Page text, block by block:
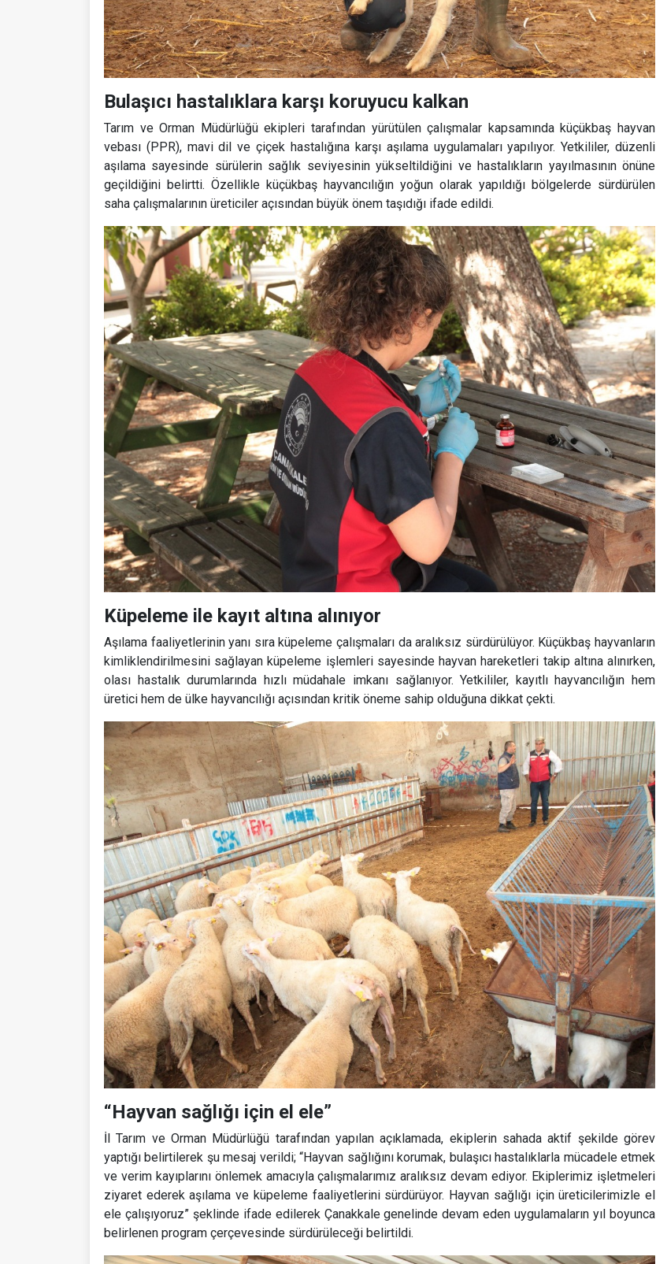
Bulaşıcı hastalıklara karşı koruyucu kalkan
Tarım ve Orman Müdürlüğü ekipleri tarafından yürütülen çalışmalar kapsamında küçükbaş hayvan
vebası (PPR), mavi dil ve çiçek hastalığına karşı aşılama uygulamaları yapılıyor. Yetkililer, düzenli
aşılama sayesinde sürülerin sağlık seviyesinin yükseltildiğini ve hastalıkların yayılmasının önüne
geçildiğini belirtti. Özellikle küçükbaş hayvancılığın yoğun olarak yapıldığı bölgelerde sürdürülen
saha çalışmalarının üreticiler açısından büyük önem taşıdığı ifade edildi.
Küpeleme ile kayıt altına alınıyor
Aşılama faaliyetlerinin yanı sıra küpeleme çalışmaları da aralıksız sürdürülüyor. Küçükbaş hayvanların
kimliklendirilmesini sağlayan küpeleme işlemleri sayesinde hayvan hareketleri takip altına alınırken,
olası hastalık durumlarında hızlı müdahale imkanı sağlanıyor. Yetkililer, kayıtlı hayvancılığın hem
üretici hem de ülke hayvancılığı açısından kritik öneme sahip olduğuna dikkat çekti.
“Hayvan sağlığı için el ele”
İl Tarım ve Orman Müdürlüğü tarafından yapılan açıklamada, ekiplerin sahada aktif şekilde görev
yaptığı belirtilerek şu mesaj verildi; “Hayvan sağlığını korumak, bulaşıcı hastalıklarla mücadele etmek
ve verim kayıplarını önlemek amacıyla çalışmalarımız aralıksız devam ediyor. Ekiplerimiz işletmeleri
ziyaret ederek aşılama ve küpeleme faaliyetlerini sürdürüyor. Hayvan sağlığı için üreticilerimizle el
ele çalışıyoruz” şeklinde ifade edilerek Çanakkale genelinde devam eden uygulamaların yıl boyunca
belirlenen program çerçevesinde sürdürüleceği belirtildi.